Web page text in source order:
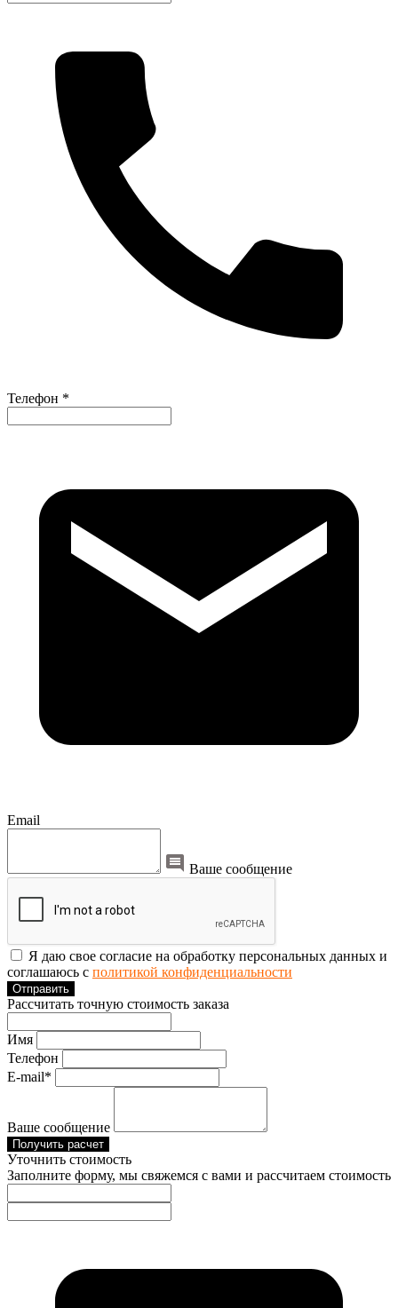
Телефон *
Email
Ваше сообщение
Я даю свое согласие на обработку персональных данных и
соглашаюсь с политикой конфиденциальности
Отправить
Рассчитать точную стоимость заказа
Имя
Телефон
E-mail*
Ваше сообщение
Получить расчет
Уточнить стоимость
Заполните форму, мы свяжемся с вами и рассчитаем стоимость